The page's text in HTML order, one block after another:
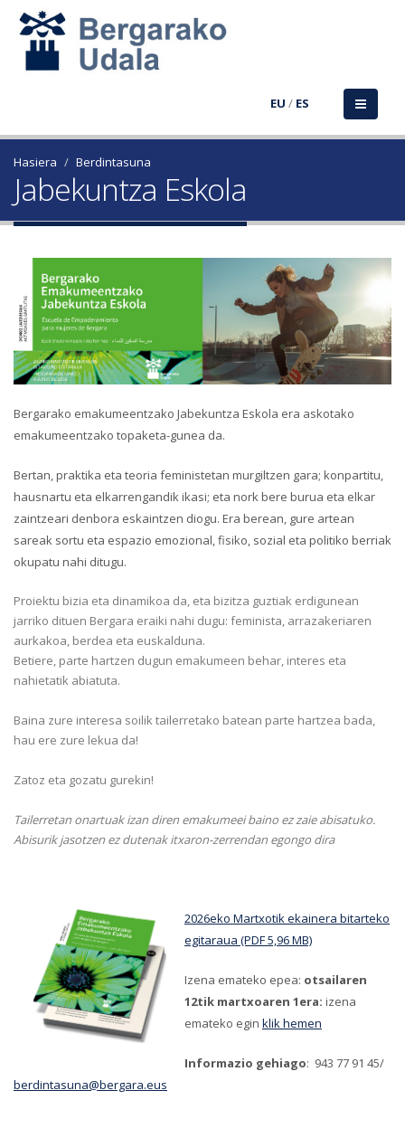
EU / ES
Hasiera Berdintasuna
Jabekuntza Eskola
Bergarako emakumeentzako Jabekuntza Eskola era askotako
emakumeentzako topaketa-gunea da.
Bertan, praktika eta teoria feministetan murgiltzen gara; konpartitu,
hausnartu eta elkarrengandik ikasi; eta nork bere burua eta elkar
zaintzeari denbora eskaintzen diogu. Era berean, gure artean
sareak sortu eta espazio emozional, fisiko, sozial eta politiko berriak
okupatu nahi ditugu.
Proiektu bizia eta dinamikoa da, eta bizitza guztiak erdigunean
jarriko dituen Bergara eraiki nahi dugu: feminista, arrazakeriaren
aurkakoa, berdea eta euskalduna.
Betiere, parte hartzen dugun emakumeen behar, interes eta
nahietatik abiatuta.
Baina zure interesa soilik tailerretako batean parte hartzea bada,
hau ere zure lekua da!
Zatoz eta gozatu gurekin!
Tailerretan onartuak izan diren emakumeei baino ez zaie abisatuko.
Abisurik jasotzen ez dutenak itxaron-zerrendan egongo dira
2026eko Martxotik ekainera bitarteko
egitaraua (PDF 5,96 MB)
Izena emateko epea: otsailaren
12tik martxoaren 1era: izena
emateko egin klik hemen
Informazio gehiago: 943 77 91 45/
berdintasuna@bergara.eus